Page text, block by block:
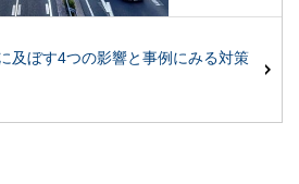
及ぼす4つの影響と事例にみる対策